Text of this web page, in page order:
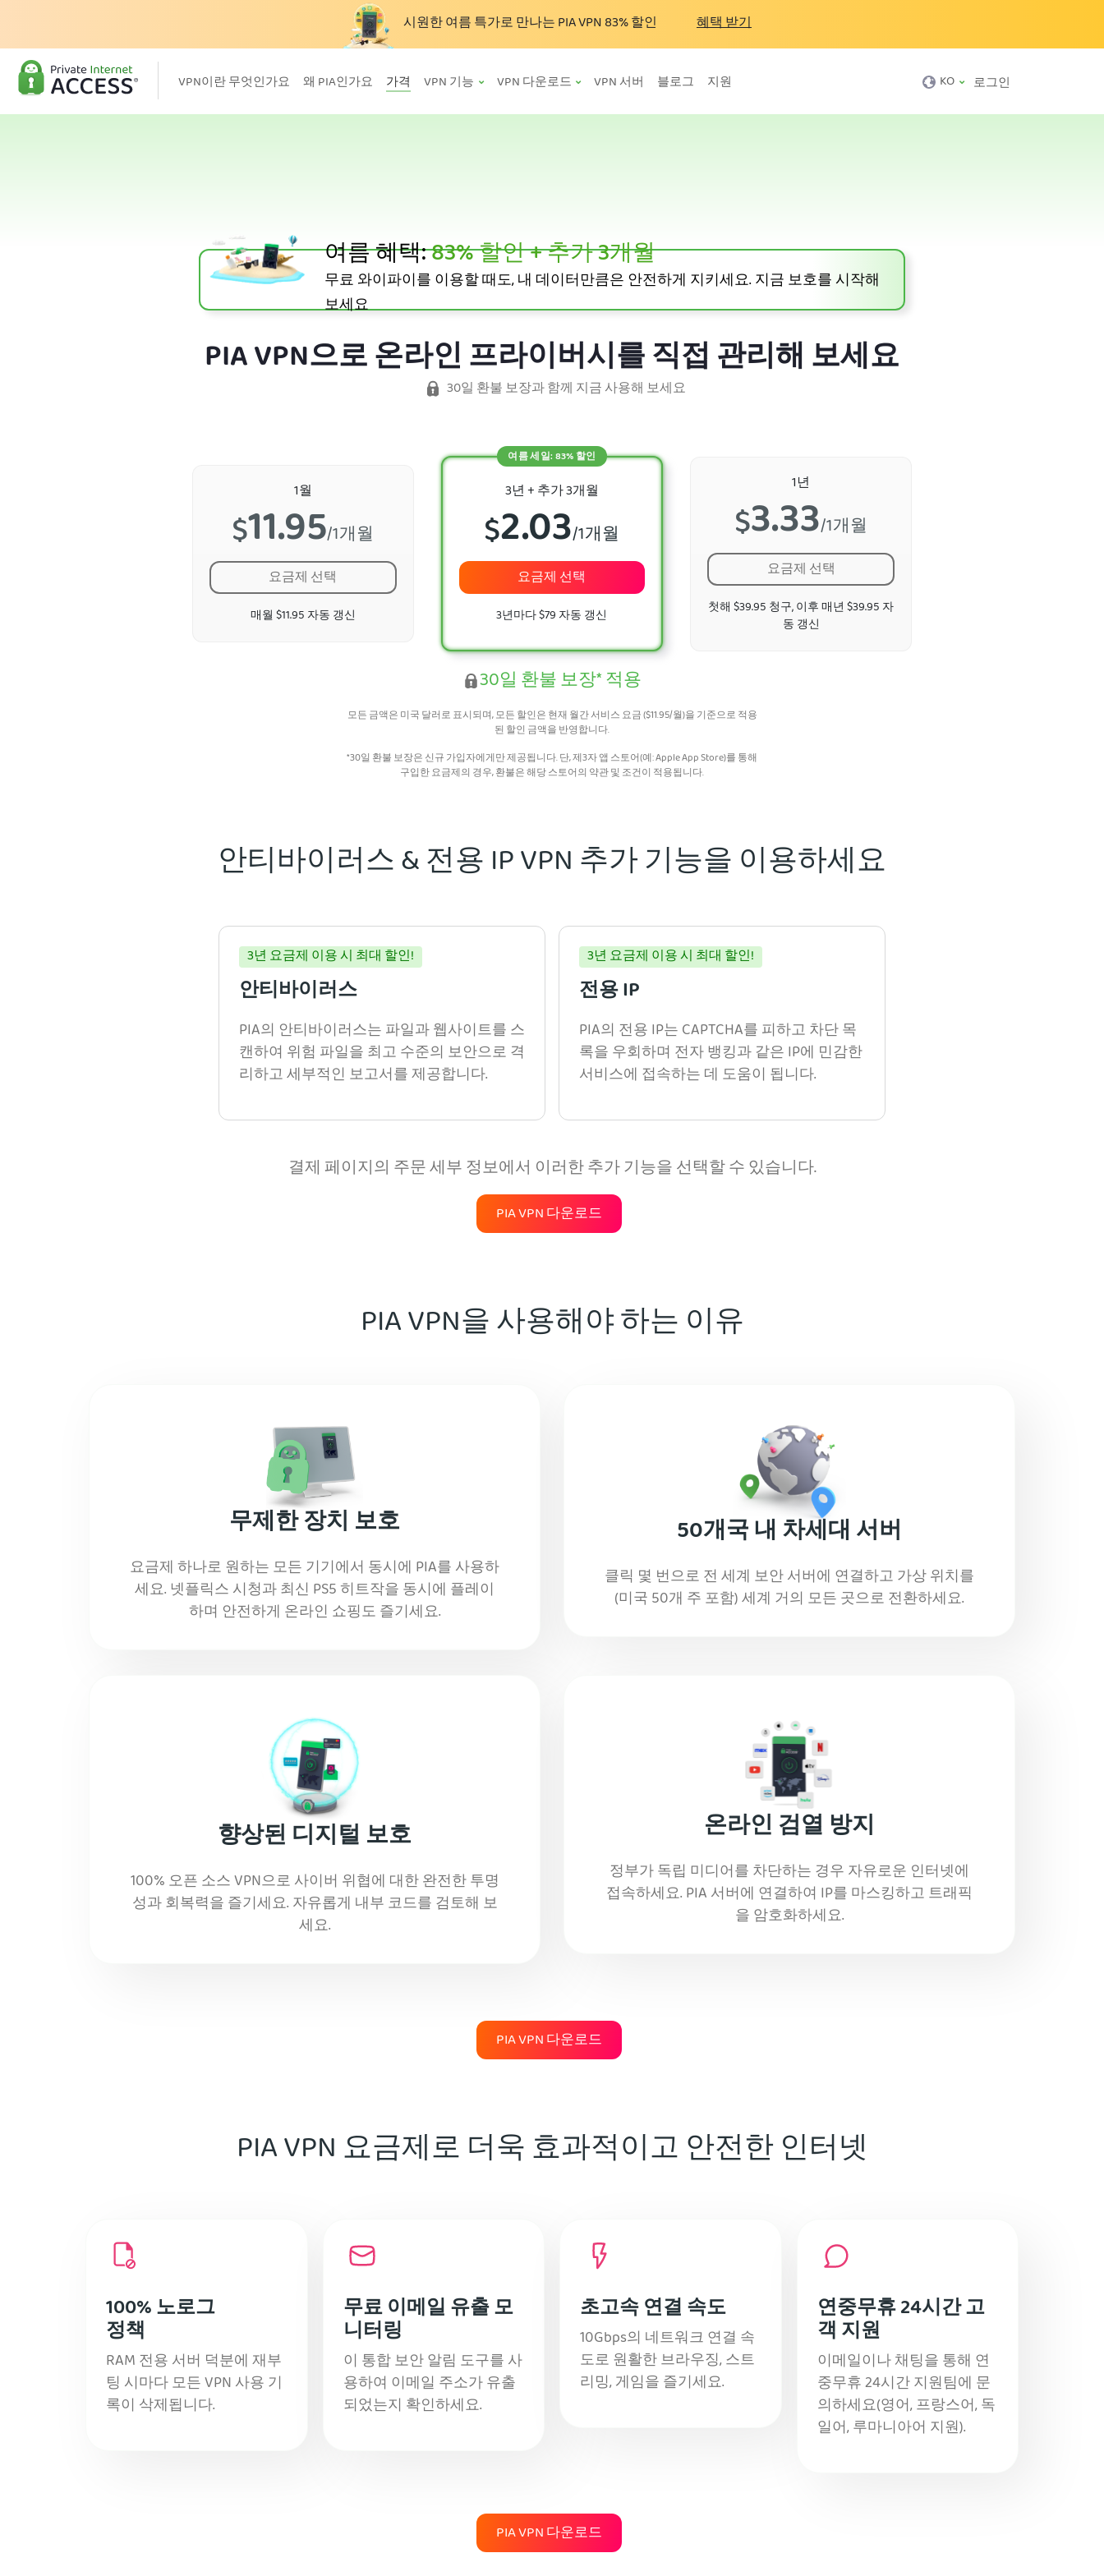
시원한 여름 특가로 만나는 PIA VPN83%할인 혜택 받기
VPN이란 무엇인가요 왜 PIA인가요 가격 VPN 기능 VPN 다운로드 VPN 서버 블로그 지원 로그인
KO
여름 혜택:83%할인 + 추가 3개월
무료 와이파이를 이용할 때도, 내 데이터만큼은 안전하게 지키세요. 지금 보호를 시작해
보세요
PIA VPN으로 온라인 프라이버시를 직접 관리해 보세요
30일 환불 보장과 함께 지금 사용해 보세요
1월
$11.95/1개월
요금제 선택
매월 $11.95 자동 갱신
3년 + 추가 3개월
$2.03/1개월
여름 세일: 83% 할인
요금제 선택
3년마다 $79 자동 갱신
1년
$3.33/1개월
요금제 선택
첫해 $39.95 청구, 이후 매년 $39.95 자
동 갱신
30일 환불 보장* 적용
모든 금액은 미국 달러로 표시되며, 모든 할인은 현재 월간 서비스 요금 ($11.95/월)을 기준으로 적용
된 할인 금액을 반영합니다.
*30일 환불 보장은 신규 가입자에게만 제공됩니다. 단, 제3자 앱 스토어(예: Apple App Store)를 통해
구입한 요금제의 경우, 환불은 해당 스토어의 약관 및 조건이 적용됩니다.
안티바이러스 & 전용 IP VPN 추가 기능을 이용하세요
3년 요금제 이용 시 최대 할인!
안티바이러스
PIA의 안티바이러스는 파일과 웹사이트를 스
캔하여 위험 파일을 최고 수준의 보안으로 격
리하고 세부적인 보고서를 제공합니다.
3년 요금제 이용 시 최대 할인!
전용 IP
PIA의 전용 IP는 CAPTCHA를 피하고 차단 목
록을 우회하며 전자 뱅킹과 같은 IP에 민감한
서비스에 접속하는 데 도움이 됩니다.
결제 페이지의 주문 세부 정보에서 이러한 추가 기능을 선택할 수 있습니다.
PIA VPN 다운로드
PIA VPN을 사용해야 하는 이유
무제한 장치 보호
요금제 하나로 원하는 모든 기기에서 동시에 PIA를 사용하
세요. 넷플릭스 시청과 최신 PS5 히트작을 동시에 플레이
하며 안전하게 온라인 쇼핑도 즐기세요.
50개국 내 차세대 서버
클릭 몇 번으로 전 세계 보안 서버에 연결하고 가상 위치를
(미국 50개 주 포함) 세계 거의 모든 곳으로 전환하세요.
향상된 디지털 보호
100% 오픈 소스 VPN으로 사이버 위협에 대한 완전한 투명
성과 회복력을 즐기세요. 자유롭게 내부 코드를 검토해 보
세요.
온라인 검열 방지
정부가 독립 미디어를 차단하는 경우 자유로운 인터넷에
접속하세요. PIA 서버에 연결하여 IP를 마스킹하고 트래픽
을 암호화하세요.
PIA VPN 다운로드
PIA VPN 요금제로 더욱 효과적이고 안전한 인터넷
100% 노로그
정책
RAM 전용 서버 덕분에 재부
팅 시마다 모든 VPN 사용 기
록이 삭제됩니다.
무료 이메일 유출 모
니터링
이 통합 보안 알림 도구를 사
용하여 이메일 주소가 유출
되었는지 확인하세요.
초고속 연결 속도
10Gbps의 네트워크 연결 속
도로 원활한 브라우징, 스트
리밍, 게임을 즐기세요.
연중무휴 24시간 고
객 지원
이메일이나 채팅을 통해 연
중무휴 24시간 지원팀에 문
의하세요(영어, 프랑스어, 독
일어, 루마니아어 지원).
PIA VPN 다운로드